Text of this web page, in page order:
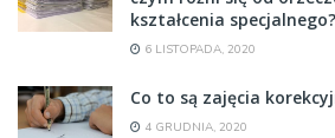
kształcenia specjalnego?
6 LISTOPADA, 2020
Co to są zajęcia
4 GRUDNIA, 2020